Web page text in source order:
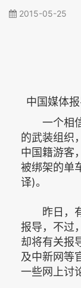
2015-05-25
中国媒体
一个相信
的武装组织
中国籍游客
被绑架的单
译)。
昨日，有
报导，不过
却将有关报
及中新网等
一些网上讨